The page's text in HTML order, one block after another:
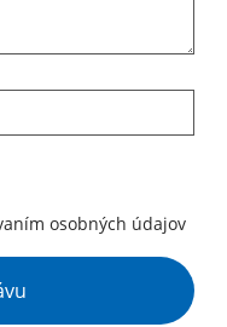
osobných údajov